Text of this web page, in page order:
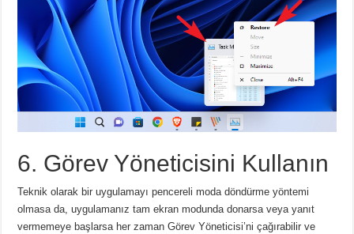
6. Görev Yöneticisini Kullanın
Teknik olarak bir uygulamayı pencereli moda döndürme yöntemi
olmasa da, uygulamanız tam ekran modunda donarsa veya yanıt
vermemeye başlarsa her zaman Görev Yöneticisi’ni çağırabilir ve